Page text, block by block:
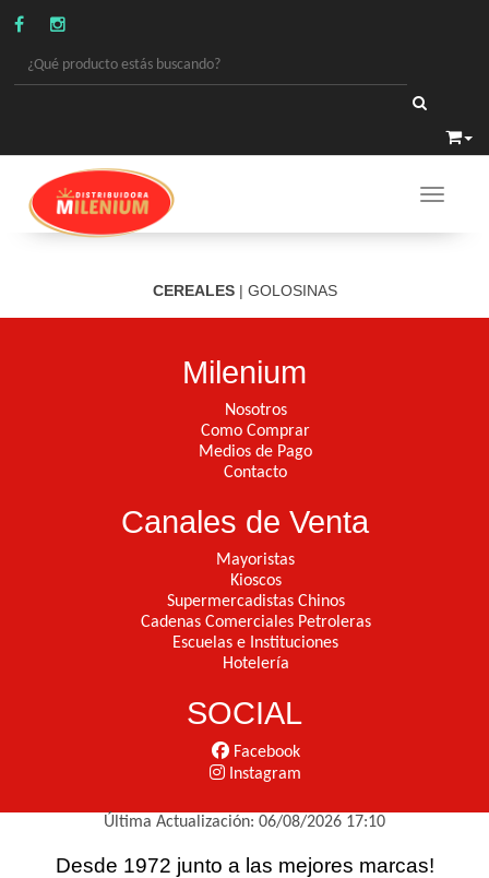
Toggle
GOLOSINAS
CEREALES
CEREALES| GOLOSINAS
Milenium
Nosotros
Como Comprar
Medios de Pago
Contacto
Canales de Venta
Mayoristas
Kioscos
Supermercadistas Chinos
Cadenas Comerciales Petroleras
Escuelas e Instituciones
Hotelería
SOCIAL
Facebook
Instagram
Última Actualización: 06/08/2026 17:10
Desde 1972 junto a las mejores marcas!